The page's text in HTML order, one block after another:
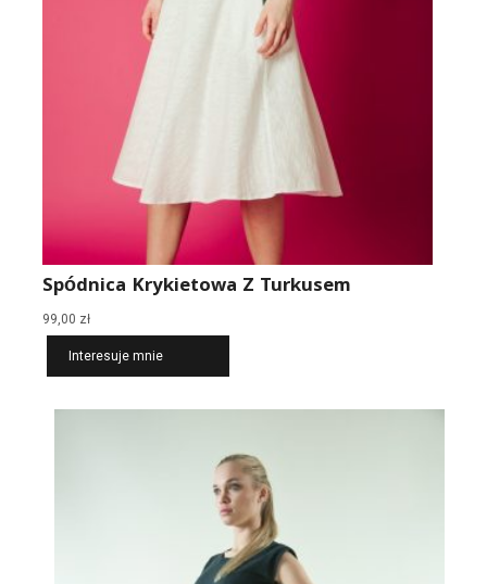
Spódnica Krykietowa Z Turkusem
99,00 zł
Interesuje mnie